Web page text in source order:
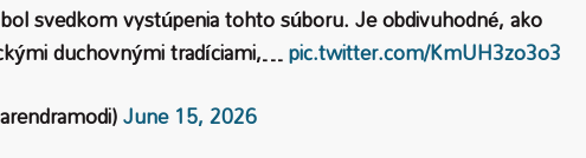
svedkom vystúpenia tohto súboru. Je obdivuhodné, ako
duchovnými tradíciami,…pic.twitter.com/KmUH3zo3o3
June 15, 2026